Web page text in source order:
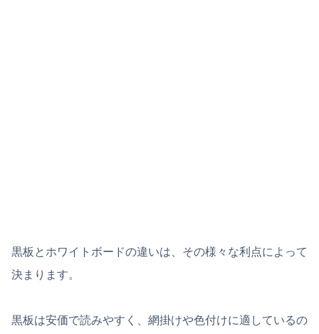
黒板とホワイトボードの違いは、その様々な利点によって
決まります。
黒板は安価で読みやすく、網掛けや色付けに適しているの